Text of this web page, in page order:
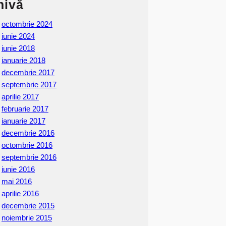
octombrie 2024
iunie 2024
iunie 2018
ianuarie 2018
decembrie 2017
septembrie 2017
aprilie 2017
februarie 2017
ianuarie 2017
decembrie 2016
octombrie 2016
septembrie 2016
iunie 2016
mai 2016
aprilie 2016
decembrie 2015
noiembrie 2015